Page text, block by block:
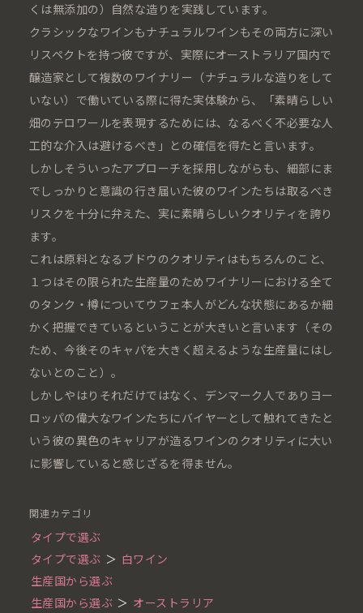
くは無添加の）自然な造りを実践しています。
クラシックなワインもナチュラルワインもその両方に深い
リスペクトを持つ彼ですが、実際にオーストラリア国内で
醸造家として複数のワイナリー（ナチュラルな造りをして
いない）で働いている際に得た実体験から、「素晴らしい
畑のテロワールを表現するためには、なるべく不必要な人
工的な介入は避けるべき」との確信を得たと言います。
しかしそういったアプローチを採用しながらも、細部にま
でしっかりと意識の行き届いた彼のワインたちは取るべき
リスクを十分に弁えた、実に素晴らしいクオリティを誇り
ます。
これは原料となるブドウのクオリティはもちろんのこと、
１つはその限られた生産量のためワイナリーにおける全て
のタンク・樽についてウフェ本人がどんな状態にあるか細
かく把握できているということが大きいと言います（その
ため、今後そのキャパを大きく超えるような生産量にはし
ないとのこと）。
しかしやはりそれだけではなく、デンマーク人でありヨー
ロッパの偉大なワインたちにバイヤーとして触れてきたと
いう彼の異色のキャリアが造るワインのクオリティに大い
に影響していると感じざるを得ません。
関連カテゴリ
タイプで選ぶ
タイプで選ぶ ＞ 白ワイン
生産国から選ぶ
生産国から選ぶ ＞ オーストラリア